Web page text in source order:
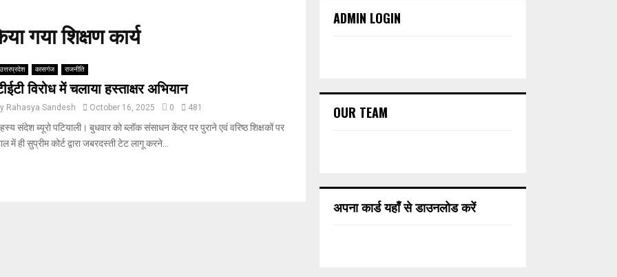
गया शिक्षण कार्य
उत्तरप्रदेश कासगंज राजनीति
विरोध में चलाया हस्ताक्षर अभियान
Rahasya Sandesh October 16, 2025 0 481
संदेश ब्यूरो पटियाली। बुधवार को ब्लॉक संसाधन केंद्र पर पुराने एवं वरिष्ठ शिक्षकों पर
में ही सुप्रीम कोर्ट द्वारा जबरदस्ती टेट लागू करने...
ADMIN LOGIN
OUR TEAM
अपना कार्ड यहाँ से डाउनलोड करें